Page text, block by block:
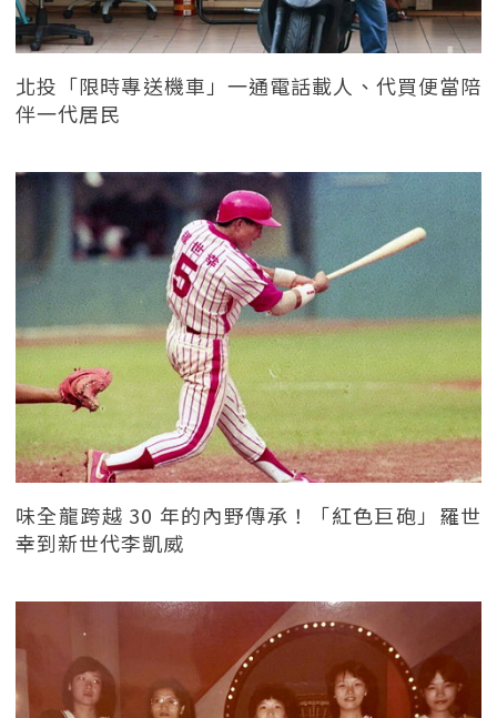
北投「限時專送機車」一通電話載人、代買便當陪
伴一代居民
味全龍跨越 30 年的內野傳承！「紅色巨砲」羅世
幸到新世代李凱威